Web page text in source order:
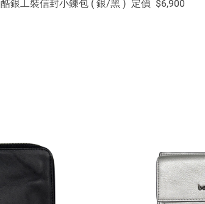
酷銀工裝信封小鍊包 ( 銀/黑 ) 定價 $6,900